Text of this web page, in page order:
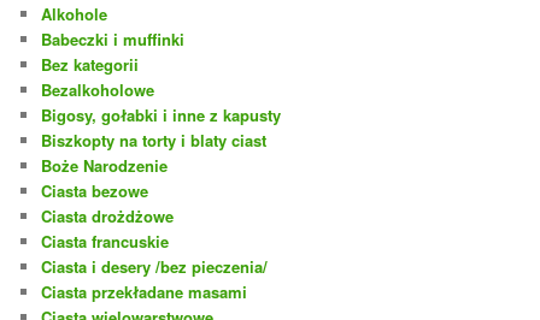
Alkohole
Babeczki i muffinki
Bez kategorii
Bezalkoholowe
Bigosy, gołabki i inne z kapusty
Biszkopty na torty i blaty ciast
Boże Narodzenie
Ciasta bezowe
Ciasta drożdżowe
Ciasta francuskie
Ciasta i desery /bez pieczenia/
Ciasta przekładane masami